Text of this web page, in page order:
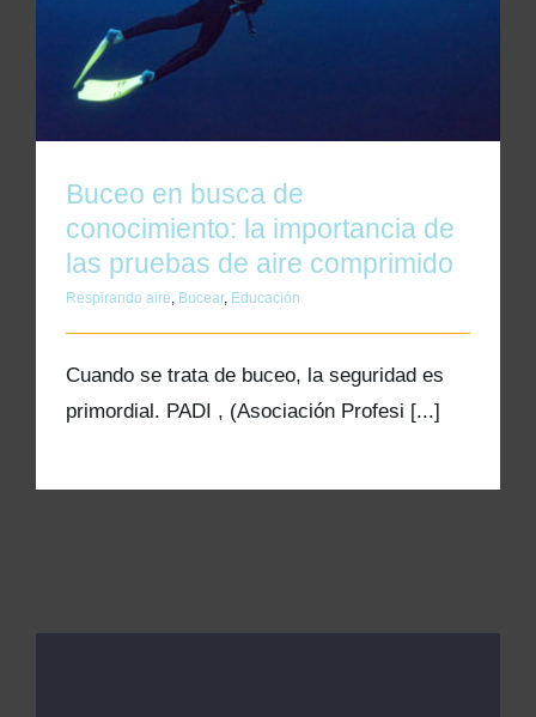
importancia de las pruebas de aire
comprimido
Buceo en busca de
conocimiento: la importancia de
las pruebas de aire comprimido
Respirando aire, Bucear, Educación
Cuando se trata de buceo, la seguridad es
primordial. PADI , (Asociación Profesi [...]